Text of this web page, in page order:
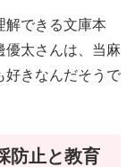
解できる文庫本
優太さんは、当麻
好きなんだそうで
防止と教育